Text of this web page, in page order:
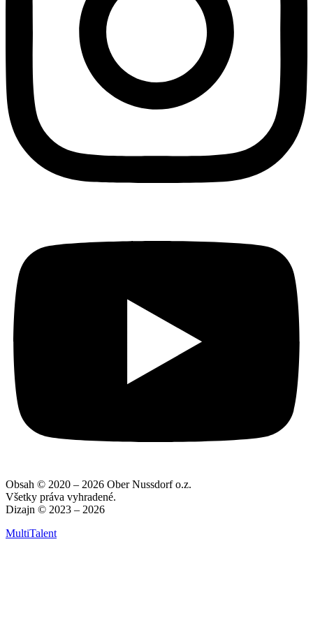
Obsah © 2020 – 2026 Ober Nussdorf o.z.
Všetky práva vyhradené.
Dizajn © 2023 – 2026
MultiTalent